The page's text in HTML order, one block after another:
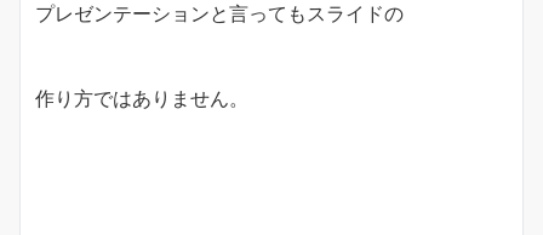
プレゼンテーションと言ってもスライドの
作り方ではありません。